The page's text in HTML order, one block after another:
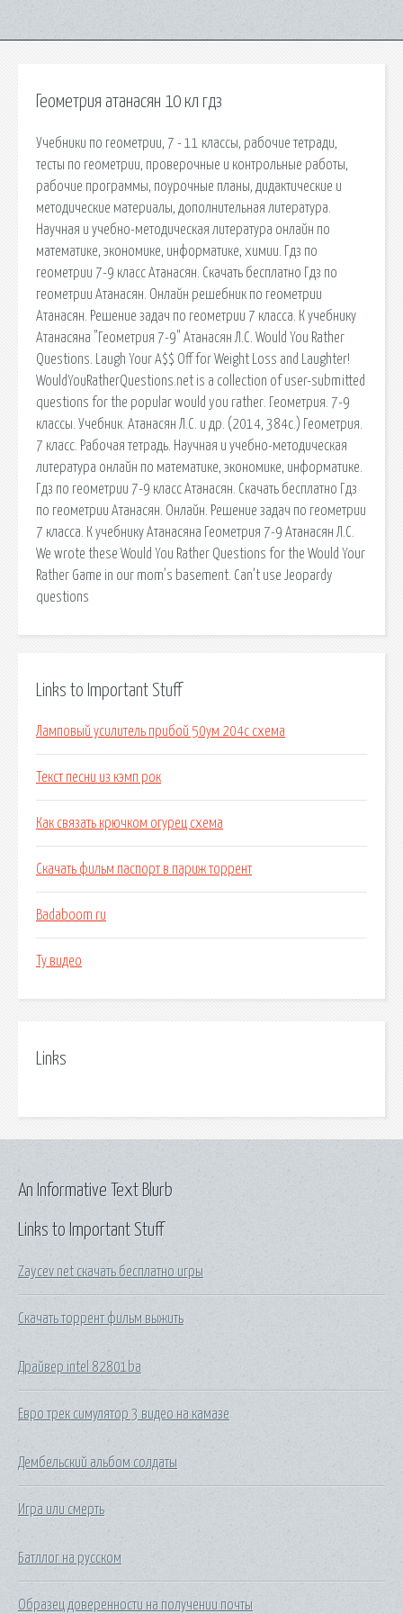
Геометрия атанасян 10 кл гдз
Учебники по геометрии, 7 - 11 классы, рабочие тетради,
тесты по геометрии, проверочные и контрольные работы,
рабочие программы, поурочные планы, дидактические и
методические материалы, дополнительная литература.
Научная и учебно-методическая литература онлайн по
математике, экономике, информатике, химии. Гдз по
геометрии 7-9 класс Атанасян. Скачать бесплатно Гдз по
геометрии Атанасян. Онлайн решебник по геометрии
Атанасян. Решение задач по геометрии 7 класса. К учебнику
Атанасяна "Геометрия 7-9" Атанасян Л.С. Would You Rather
Questions. Laugh Your A$$ Off for Weight Loss and Laughter!
WouldYouRatherQuestions.net is a collection of user-submitted
questions for the popular would you rather. Геометрия. 7-9
классы. Учебник. Атанасян Л.С. и др. (2014, 384с.) Геометрия.
7 класс. Рабочая тетрадь. Научная и учебно-методическая
литература онлайн по математике, экономике, информатике.
Гдз по геометрии 7-9 класс Атанасян. Скачать бесплатно Гдз
по геометрии Атанасян. Онлайн. Решение задач по геометрии
7 класса. К учебнику Атанасяна Геометрия 7-9 Атанасян Л.С.
We wrote these Would You Rather Questions for the Would Your
Rather Game in our mom’s basement. Can’t use Jeopardy
questions
Links to Important Stuff
Ламповый усилитель прибой 50ум 204с схема
Текст песни из кэмп рок
Как связать крючком огурец схема
Скачать фильм паспорт в париж торрент
Badaboom ru
Ту видео
Links
Links to Important Stuff
Zaycev net скачать бесплатно игры
Скачать торрент фильм выжить
Драйвер intel 82801ba
Евро трек симулятор 3 видео на камазе
Дембельский альбом солдаты
Игра или смерть
Батллог на русском
Образец доверенности на получении почты
An Informative Text Blurb